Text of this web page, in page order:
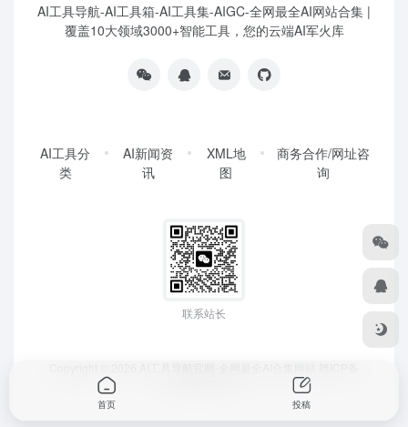
AI工具导航-AI工具箱-AI工具集-AIGC-全网最全AI网站合集 |
覆盖10大领域3000+智能工具，您的云端AI军火库
AI工具分
类
AI新闻资
讯
XML地
图
商务合作/网址咨
询
联系站长
首页 投稿